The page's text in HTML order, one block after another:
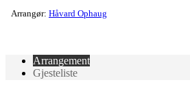
Arrangør: Håvard Ophaug
Arrangement
Gjesteliste